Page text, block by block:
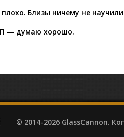
Близы ничему не
— думаю хорошо.
© 2014-2026 GlassCannon.